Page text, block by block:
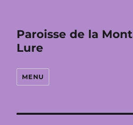
Paroisse de la
Lure
MENU